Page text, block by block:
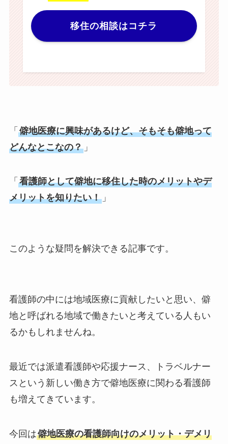
移住の相談はコチラ
「 僻地医療に興味があるけど、そもそも僻地って
どんなとこなの？」
「 看護師として僻地に移住した時のメリットやデ
メリットを知りたい！」
このような疑問を解決できる記事です。
看護師の中には地域医療に貢献したいと思い、僻
地と呼ばれる地域で働きたいと考えている人もい
るかもしれませんね。
最近では派遣看護師や応援ナース、トラベルナー
スという新しい働き方で僻地医療に関わる看護師
も増えてきています。
今回は僻地医療の看護師向けのメリット・デメリ